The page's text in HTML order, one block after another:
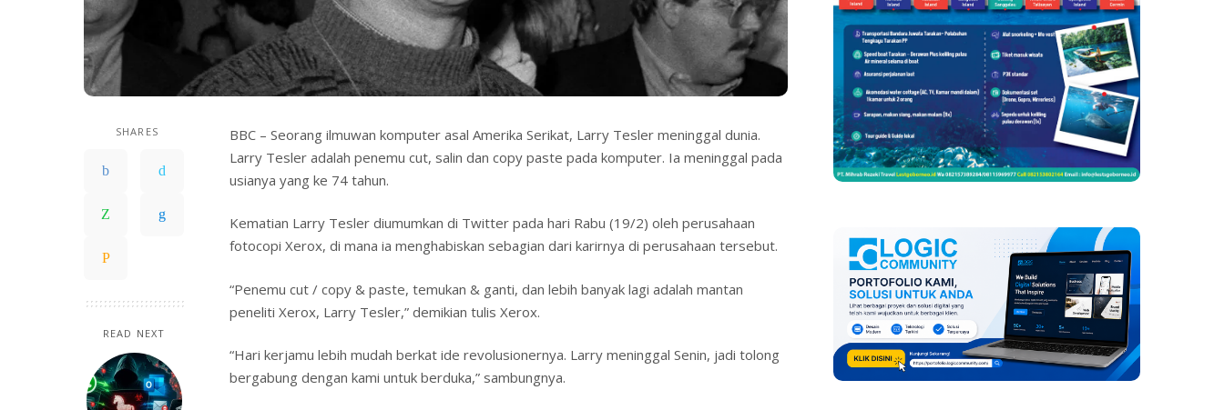
SHARES
READ NEXT
BBC – Seorang ilmuwan komputer asal Amerika Serikat, Larry Tesler meninggal dunia.
Larry Tesler adalah penemu cut, salin dan copy paste pada komputer. Ia meninggal pada
usianya yang ke 74 tahun.
Kematian Larry Tesler diumumkan di Twitter pada hari Rabu (19/2) oleh perusahaan
fotocopi Xerox, di mana ia menghabiskan sebagian dari karirnya di perusahaan tersebut.
“Penemu cut / copy & paste, temukan & ganti, dan lebih banyak lagi adalah mantan
peneliti Xerox, Larry Tesler,” demikian tulis Xerox.
“Hari kerjamu lebih mudah berkat ide revolusionernya. Larry meninggal Senin, jadi tolong
bergabung dengan kami untuk berduka,” sambungnya.